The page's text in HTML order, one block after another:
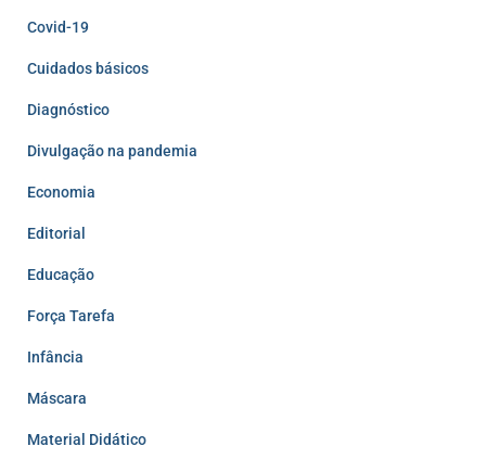
Covid-19
Cuidados básicos
Diagnóstico
Divulgação na pandemia
Economia
Editorial
Educação
Força Tarefa
Infância
Máscara
Material Didático